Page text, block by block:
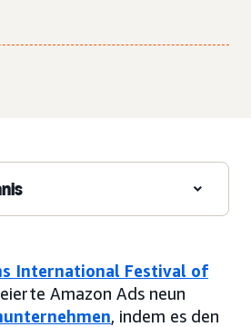
International Festival of
Amazon Ads neun
, indem es den